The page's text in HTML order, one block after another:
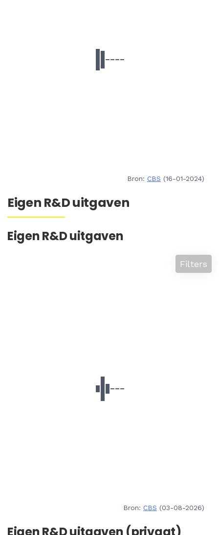
Bron: CBS (16-01-2024)
Eigen R&D uitgaven
Eigen R&D uitgaven
Filters
Bron: CBS (03-08-2026)
Eigen R&D uitgaven (privaat)